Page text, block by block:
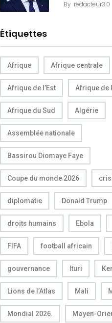
By redacteur3.0
Étiquettes
Afrique Afrique centrale
Afrique de l’Est Afrique de
Afrique du Sud Algérie
Assemblée nationale
Bassirou Diomaye Faye
Coupe du monde 2026
diplomatie Donald Trump
droits humains Ebola
FIFA football africain
gouvernance Ituri
Lions de l’Atlas Mali
Mondial 2026. Moyen-